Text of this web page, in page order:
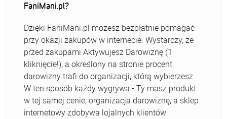
FaniMani.pl?
Dzięki FaniMani.pl możesz bezpłatnie pomagać
przy okazji zakupów w internecie. Wystarczy, że
przed zakupami Aktywujesz Darowiznę (1
kliknięcie!), a określony na stronie procent
darowizny trafi do organizacji, którą wybierzesz.
W ten sposób każdy wygrywa - Ty masz produkt
w tej samej cenie, organizacja darowiznę, a sklep
internetowy zdobywa lojalnych klientów